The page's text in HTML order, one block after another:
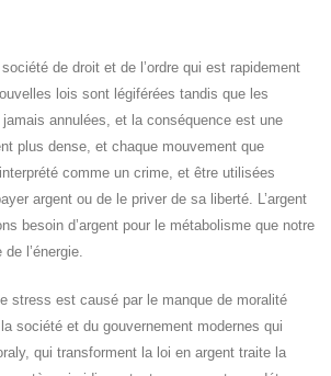
de droit et de l’ordre qui est rapidement
lois sont légiférées tandis que les
annulées, et la conséquence est une
plus dense, et chaque mouvement que
comme un crime, et être utilisées
argent ou de le priver de sa liberté. L’argent
besoin d’argent pour le métabolisme que notre
l’énergie.
stress est causé par le manque de moralité
société et du gouvernement modernes qui
qui transforment la loi en argent traite la